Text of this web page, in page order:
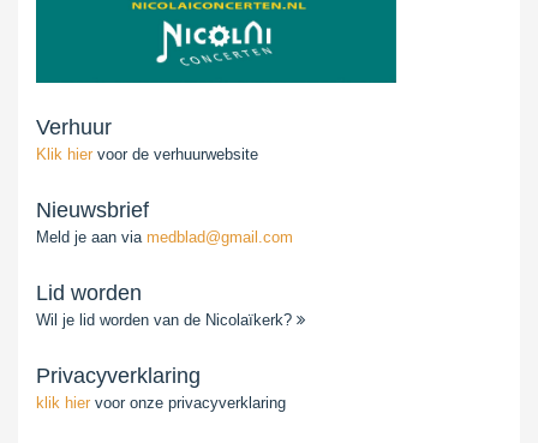
Verhuur
Klik hier voor de verhuurwebsite
Nieuwsbrief
Meld je aan via medblad@gmail.com
Lid worden
Wil je lid worden van de Nicolaïkerk?
Privacyverklaring
klik hier voor onze privacyverklaring